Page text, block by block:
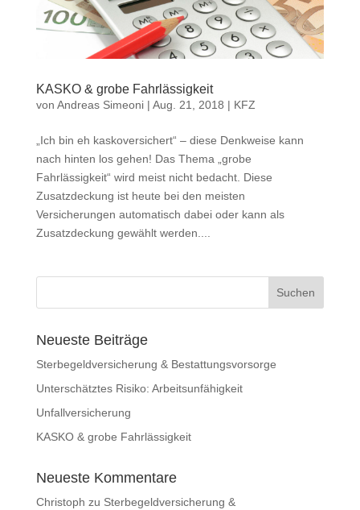
KASKO & grobe Fahrlässigkeit
von Andreas Simeoni| Aug. 21, 2018 | KFZ
„Ich bin eh kaskoversichert“ – diese Denkweise kann
nach hinten los gehen! Das Thema „grobe
Fahrlässigkeit“ wird meist nicht bedacht. Diese
Zusatzdeckung ist heute bei den meisten
Versicherungen automatisch dabei oder kann als
Zusatzdeckung gewählt werden....
Neueste Beiträge
Sterbegeldversicherung & Bestattungsvorsorge
Unterschätztes Risiko: Arbeitsunfähigkeit
Unfallversicherung
KASKO & grobe Fahrlässigkeit
Neueste Kommentare
Christoph zu Sterbegeldversicherung &